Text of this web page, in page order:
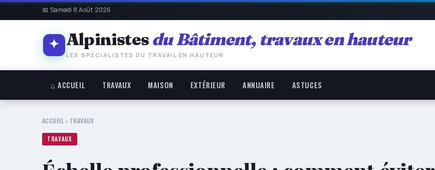
📅 Samedi 8 Août 2026
Alpinistes du Bâtiment, travaux en hauteur
LES SPÉCIALISTES DU TRAVAIL EN HAUTEUR
⌂ ACCUEIL TRAVAUX MAISON EXTÉRIEUR ANNUAIRE ASTUCES
ACCUEIL › TRAVAUX
TRAVAUX